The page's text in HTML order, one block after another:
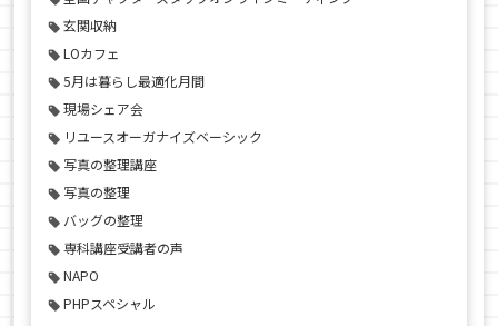
玄関収納
LOカフェ
5月は暮らし最適化月間
現場シェア会
リユースオーガナイズベーシック
写真の整理講座
写真の整理
バッグの整理
専科講座受講者の声
NAPO
PHPスペシャル